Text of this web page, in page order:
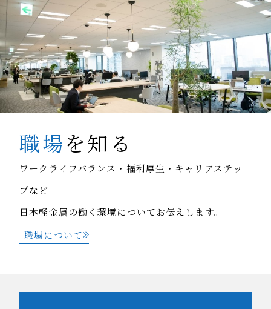
職場を知る
ワークライフバランス・福利厚生・キャリアステッ
プなど
日本軽金属の働く環境についてお伝えします。
職場について